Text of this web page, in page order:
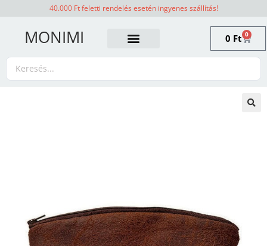
40.000 Ft feletti rendelés esetén ingyenes szállítás!
MONIMI 0 Ft 0